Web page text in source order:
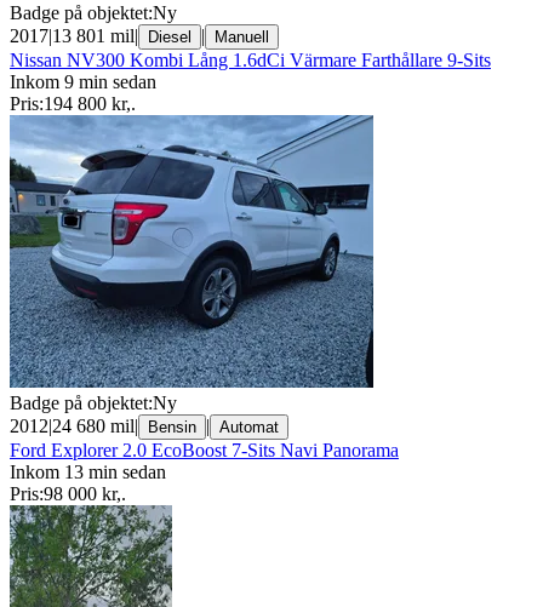
Badge på objektet:Ny
2017|13 801 mil| Diesel | Manuell
Nissan NV300 Kombi Lång 1.6dCi Värmare Farthållare 9-Sits
Inkom 9 min sedan
Pris:194 800 kr,.
Badge på objektet:Ny
2012|24 680 mil| Bensin | Automat
Ford Explorer 2.0 EcoBoost 7-Sits Navi Panorama
Inkom 13 min sedan
Pris:98 000 kr,.